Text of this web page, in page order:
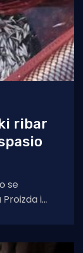
ribar
se
i